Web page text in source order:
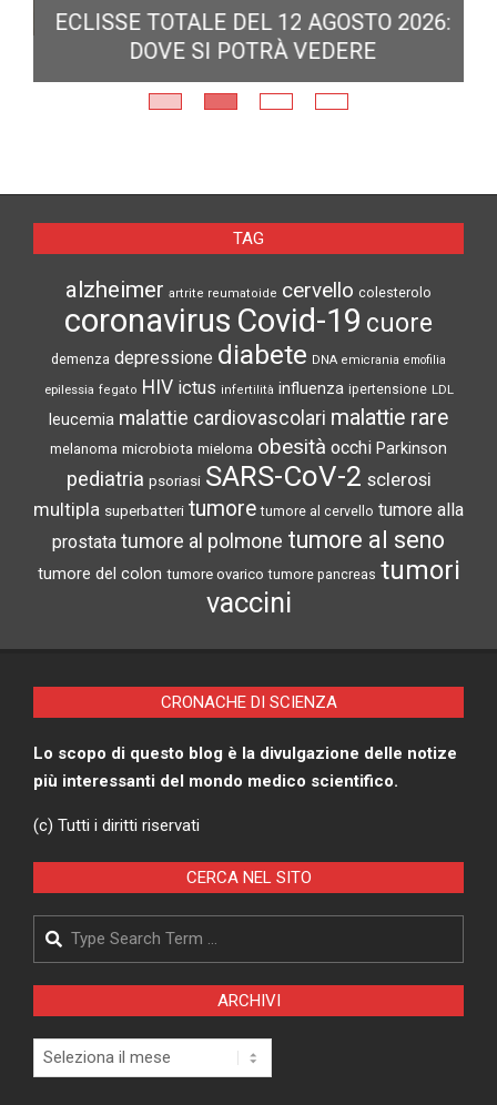
ECLISSE TOTALE DEL 12 AGOSTO 2026:
DOVE SI POTRÀ VEDERE
TAG
alzheimer artrite reumatoide cervello colesterolo
coronavirus Covid-19 cuore
demenza depressione diabete DNA emicrania emofilia
epilessia fegato HIV ictus infertilità influenza ipertensione LDL
leucemia malattie cardiovascolari malattie rare
melanoma microbiota mieloma obesità occhi Parkinson
pediatria psoriasi SARS-CoV-2 sclerosi
multipla superbatteri tumore tumore al cervello tumore alla
prostata tumore al polmone tumore al seno
tumore del colon tumore ovarico tumore pancreas tumori
vaccini
CRONACHE DI SCIENZA
Lo scopo di questo blog è la divulgazione delle notize
più interessanti del mondo medico scientifico.
(c) Tutti i diritti riservati
CERCA NEL SITO
Search
ARCHIVI
Archivi